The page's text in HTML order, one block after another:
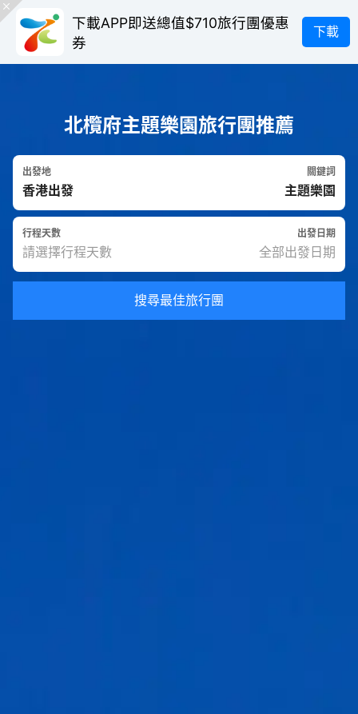
下載APP即送總值$710旅行團優惠
券
下載
北欖府主題樂園旅行團推薦
出發地 關鍵詞
出發日期
行程天數
搜尋最佳旅行團